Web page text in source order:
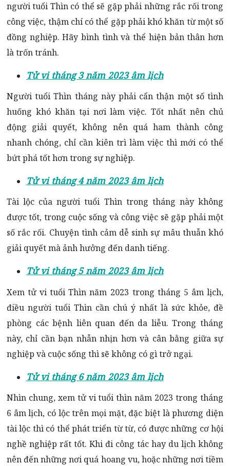
người tuổi Thìn có thể sẽ gặp phải những rắc rối trong
công việc, thậm chí có thể gặp phải khó khăn từ một số
đồng nghiệp. Hãy bình tình và thể hiện bản thân hơn
là trốn tránh.
Tử vi tháng 3 năm 2023 âm lịch
Người tuổi Thìn tháng này phải cẩn thận một số tình
huống khó khăn tại nơi làm việc. Tốt nhất nên chủ
động giải quyết, không nên quá ham thành công
nhanh chóng, chỉ cần kiên trì làm việc thì mới có thể
bứt phá tốt hơn trong sự nghiệp.
Tử vi tháng 4 năm 2023 âm lịch
Tài lộc của người tuổi Thìn trong tháng này không
được tốt, trong cuộc sống và công việc sẽ gặp phải một
số rắc rối. Chuyện tình cảm dễ sinh sự mâu thuẫn khó
giải quyết mà ảnh hưởng đến danh tiếng.
Tử vi tháng 5 năm 2023 âm lịch
Xem tử vi tuổi Thìn năm 2023 trong tháng 5 âm lịch,
điều người tuổi Thìn cần chú ý nhất là sức khỏe, đề
phòng các bệnh liên quan đến da liễu.Trong tháng
này, chỉ cần bạn nhẫn nhịn hơn và cân bằng giữa sự
nghiệp và cuộc sống thì sẽ không có gì trở ngại.
Tử vi tháng 6 năm 2023 âm lịch
Nhìn chung, xem tử vi tuổi thìn năm 2023 trong tháng
6 âm lịch, có lộc trên mọi mặt, đặc biệt là phương diện
tài lộc thì có thể phát triển từ từ, có được những cơ hội
nghề nghiệp rất tốt. Khi đi công tác hay du lịch không
nên đến những nơi quá hoang vu, hoặc những nơi tiềm